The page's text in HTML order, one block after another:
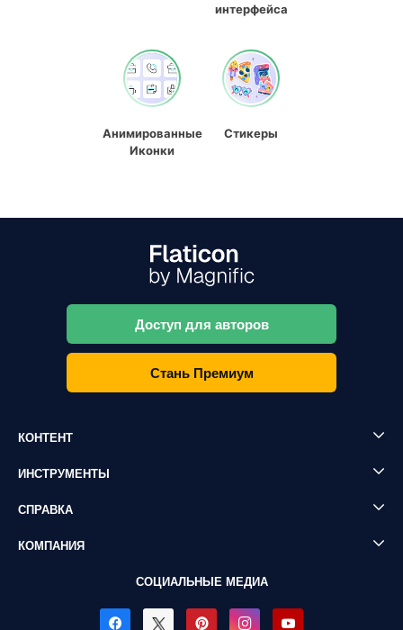
интерфейса
Анимированные
Иконки
Стикеры
Доступ для авторов
Стань Премиум
КОНТЕНТ
ИНСТРУМЕНТЫ
СПРАВКА
КОМПАНИЯ
СОЦИАЛЬНЫЕ МЕДИА